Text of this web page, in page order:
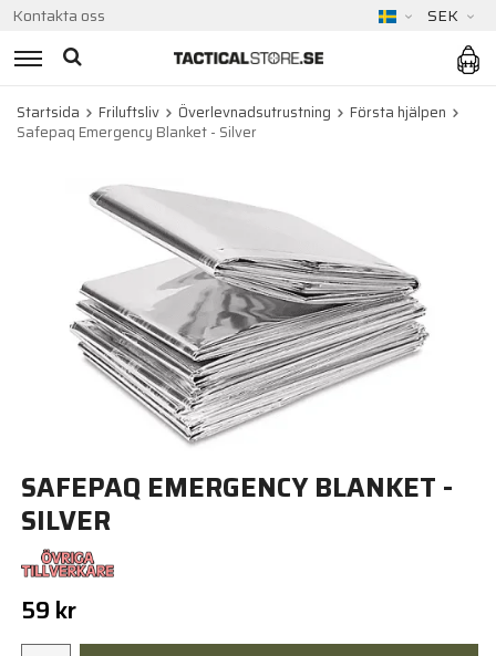
Kontakta oss SEK
Startsida Friluftsliv Överlevnadsutrustning
Första hjälpen
Safepaq Emergency Blanket - Silver
SAFEPAQ EMERGENCY BLANKET -
SILVER
59 kr